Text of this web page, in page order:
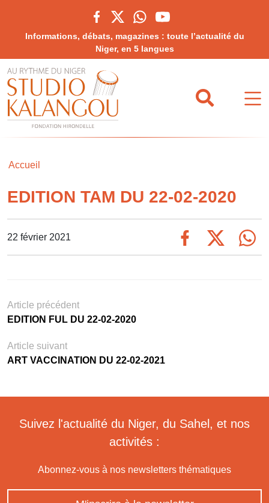
Informations, débats, magazines : toute l’actualité du
Niger, en 5 langues
Accueil
EDITION TAM DU 22-02-2020
22 février 2021
Article précédent
EDITION FUL DU 22-02-2020
Article suivant
ART VACCINATION DU 22-02-2021
Suivez l'actualité du Niger, du Sahel, et nos
activités :
Abonnez-vous à nos newsletters thématiques